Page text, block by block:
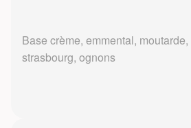
Base crème, emmental,
strasbourg, ognons